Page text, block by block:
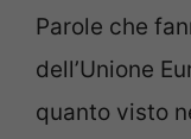
Parole che
dell’Unione
quanto visto